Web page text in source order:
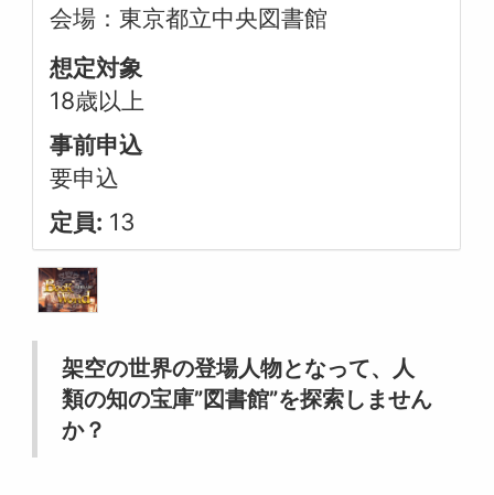
会場：東京都立中央図書館
想定対象
18歳以上
事前申込
要申込
定員: 13
架空の世界の登場人物となって、人
類の知の宝庫”図書館”を探索しません
か？